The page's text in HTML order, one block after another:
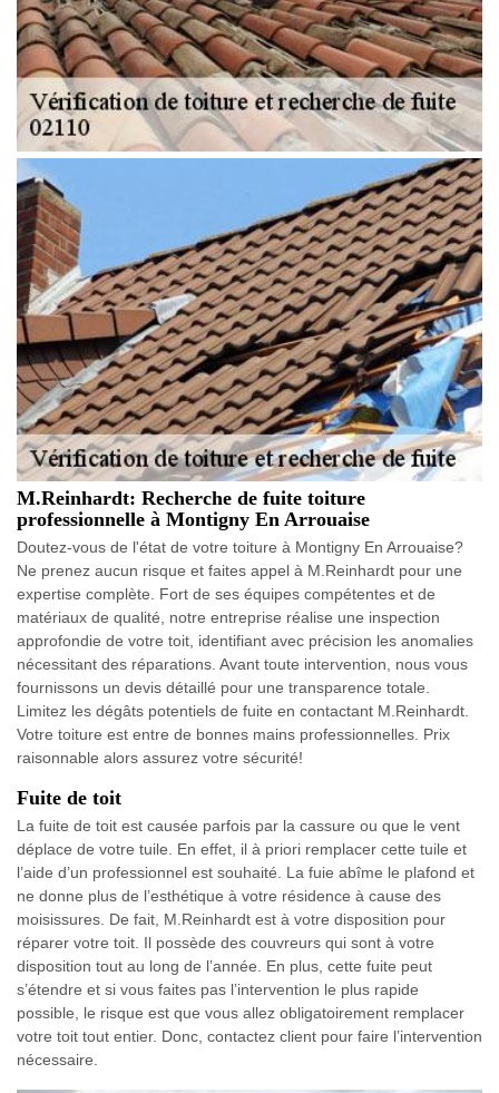
M.Reinhardt: Recherche de fuite toiture
professionnelle à Montigny En Arrouaise
Doutez-vous de l'état de votre toiture à Montigny En Arrouaise?
Ne prenez aucun risque et faites appel à M.Reinhardt pour une
expertise complète. Fort de ses équipes compétentes et de
matériaux de qualité, notre entreprise réalise une inspection
approfondie de votre toit, identifiant avec précision les anomalies
nécessitant des réparations. Avant toute intervention, nous vous
fournissons un devis détaillé pour une transparence totale.
Limitez les dégâts potentiels de fuite en contactant M.Reinhardt.
Votre toiture est entre de bonnes mains professionnelles. Prix
raisonnable alors assurez votre sécurité!
Fuite de toit
La fuite de toit est causée parfois par la cassure ou que le vent
déplace de votre tuile. En effet, il à priori remplacer cette tuile et
l’aide d’un professionnel est souhaité. La fuie abîme le plafond et
ne donne plus de l’esthétique à votre résidence à cause des
moisissures. De fait, M.Reinhardt est à votre disposition pour
réparer votre toit. Il possède des couvreurs qui sont à votre
disposition tout au long de l’année. En plus, cette fuite peut
s’étendre et si vous faites pas l’intervention le plus rapide
possible, le risque est que vous allez obligatoirement remplacer
votre toit tout entier. Donc, contactez client pour faire l’intervention
nécessaire.